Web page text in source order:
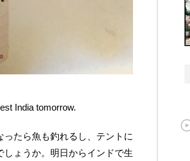
India tomorrow.
たら魚も釣れるし、テントに
ょうか。明日からインドで生